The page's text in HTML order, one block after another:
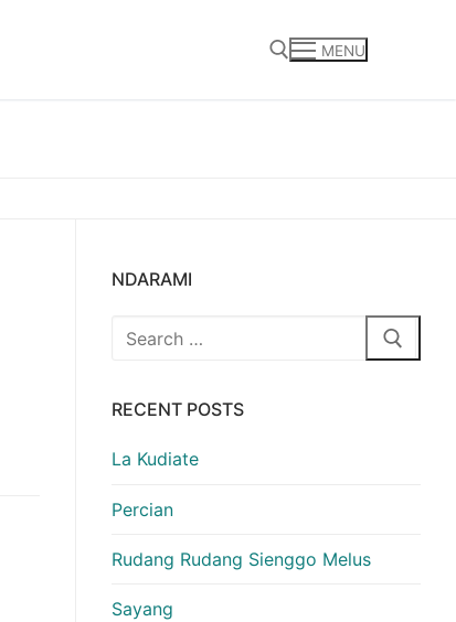
MENU
NDARAMI
Search
RECENT POSTS
La Kudiate
Percian
Rudang Rudang Sienggo Melus
Sayang